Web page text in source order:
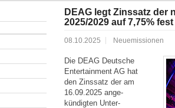
DEAG legt Zinssatz der
2025/2029 auf 7,75% fest
08.10.2025 Neuemissionen
Die DEAG Deutsche
Enter­tainment AG hat
den Zins­satz der am
16.09.2025 ange­
kündigten Unter­